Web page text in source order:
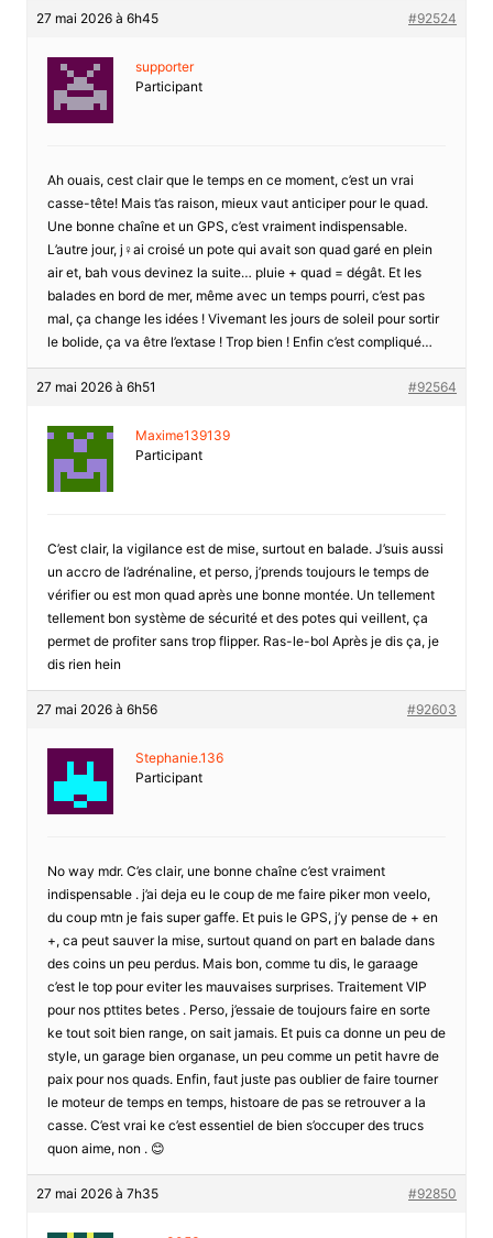
27 mai 2026 à 6h45 #92524
supporter
Participant
Ah ouais, cest clair que le temps en ce moment, c’est un vrai
casse-tête! Mais t’as raison, mieux vaut anticiper pour le quad.
Une bonne chaîne et un GPS, c’est vraiment indispensable.
L’autre jour, j♀ai croisé un pote qui avait son quad garé en plein
air et, bah vous devinez la suite… pluie + quad = dégât. Et les
balades en bord de mer, même avec un temps pourri, c’est pas
mal, ça change les idées ! Vivemant les jours de soleil pour sortir
le bolide, ça va être l’extase ! Trop bien ! Enfin c’est compliqué…
27 mai 2026 à 6h51 #92564
Maxime139139
Participant
C’est clair, la vigilance est de mise, surtout en balade. J’suis aussi
un accro de l’adrénaline, et perso, j’prends toujours le temps de
vérifier ou est mon quad après une bonne montée. Un tellement
tellement bon système de sécurité et des potes qui veillent, ça
permet de profiter sans trop flipper. Ras-le-bol Après je dis ça, je
dis rien hein
27 mai 2026 à 6h56 #92603
Stephanie.136
Participant
No way mdr. C’es clair, une bonne chaîne c’est vraiment
indispensable . j’ai deja eu le coup de me faire piker mon veelo,
du coup mtn je fais super gaffe. Et puis le GPS, j’y pense de + en
+, ca peut sauver la mise, surtout quand on part en balade dans
des coins un peu perdus. Mais bon, comme tu dis, le garaage
c’est le top pour eviter les mauvaises surprises. Traitement VIP
pour nos pttites betes . Perso, j’essaie de toujours faire en sorte
ke tout soit bien range, on sait jamais. Et puis ca donne un peu de
style, un garage bien organase, un peu comme un petit havre de
paix pour nos quads. Enfin, faut juste pas oublier de faire tourner
le moteur de temps en temps, histoare de pas se retrouver a la
casse. C’est vrai ke c’est essentiel de bien s’occuper des trucs
quon aime, non . 😊
27 mai 2026 à 7h35 #92850